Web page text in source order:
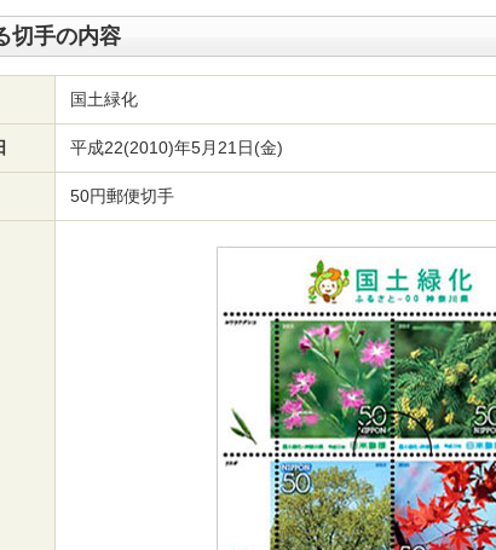
切手の内容
国土緑化
平成22(2010)年5月21日(金)
50円郵便切手